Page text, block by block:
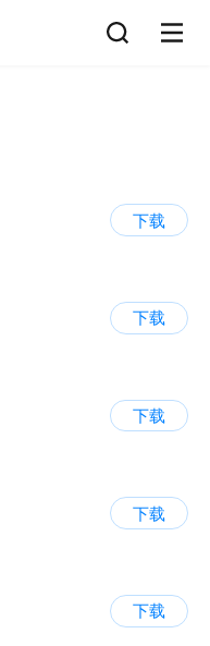
下载
下载
下载
下载
下载